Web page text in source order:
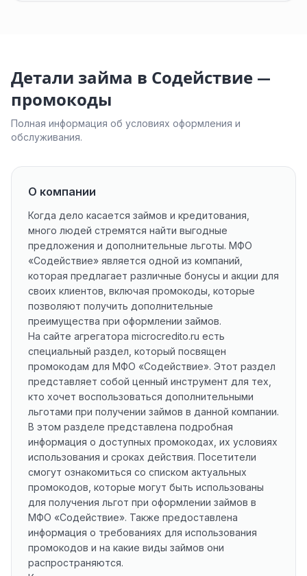
Детали займа в Содействие —
промокоды
Полная информация об условиях оформления и
обслуживания.
О компании
Когда дело касается займов и кредитования,
много людей стремятся найти выгодные
предложения и дополнительные льготы. МФО
«Содействие» является одной из компаний,
которая предлагает различные бонусы и акции для
своих клиентов, включая промокоды, которые
позволяют получить дополнительные
преимущества при оформлении займов.
На сайте агрегатора microcredito.ru есть
специальный раздел, который посвящен
промокодам для МФО «Содействие». Этот раздел
представляет собой ценный инструмент для тех,
кто хочет воспользоваться дополнительными
льготами при получении займов в данной компании.
В этом разделе представлена подробная
информация о доступных промокодах, их условиях
использования и сроках действия. Посетители
смогут ознакомиться со списком актуальных
промокодов, которые могут быть использованы
для получения льгот при оформлении займов в
МФО «Содействие». Также предоставлена
информация о требованиях для использования
промокодов и на какие виды займов они
распространяются.